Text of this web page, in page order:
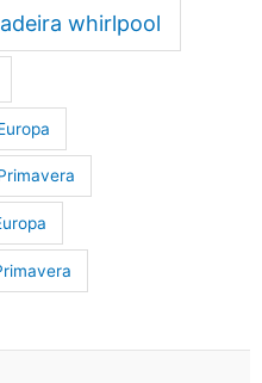
whirlpool